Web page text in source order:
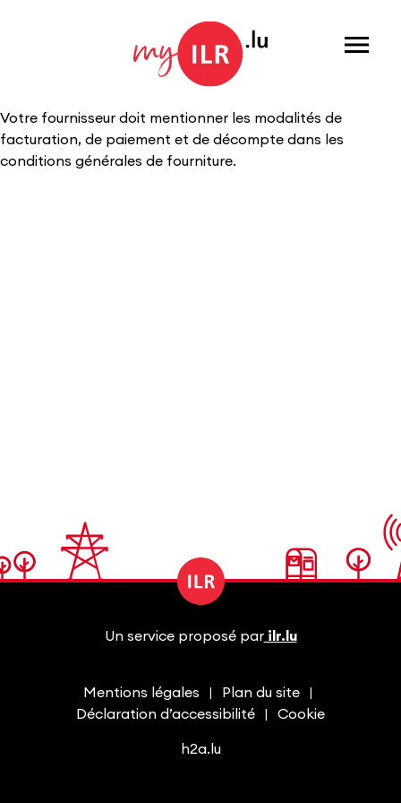
Menu
Votre fournisseur doit mentionner les modalités de
facturation, de paiement et de décompte dans les
conditions générales de fourniture.
Mentions légales
Plan du site
Déclaration d’accessibilité
Cookie
Un service proposé parilr.lu
h2a.lu